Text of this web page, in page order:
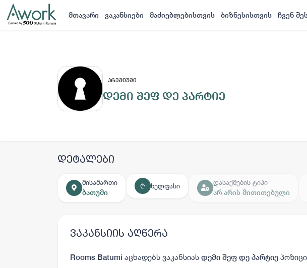
მთავარი ვაკანსიები მაძიებლებისთვის ბიზნესისთვის ჩვენ
ᲞᲠᲔᲛᲘᲣᲛᲘ
დემი შეფ დე პარტიე
დეტალები
მისამართი
ბათუმი
₾ ხელფასი
დასაქმების ტიპი
არ არის მითითებული
ვაკანსიის აღწერა
Rooms Batumi აცხადებს ვაკანსიას დემი შეფ დე პარტიე